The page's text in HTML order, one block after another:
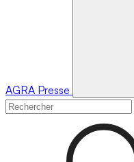
AGRA Presse